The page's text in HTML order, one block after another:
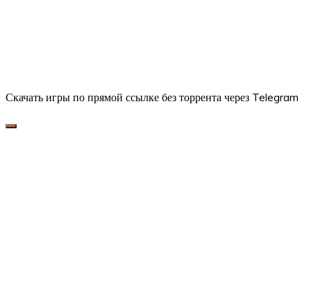
Скачать игры по прямой ссылке без торрента через Telegram